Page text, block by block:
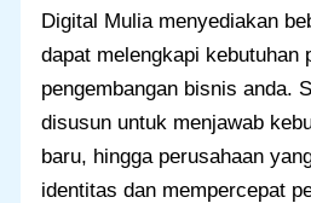
Digital Mulia menyediakan
dapat melengkapi kebutuhan
pengembangan bisnis anda.
disusun untuk menjawab
baru, hingga perusahaan
identitas dan mempercepat